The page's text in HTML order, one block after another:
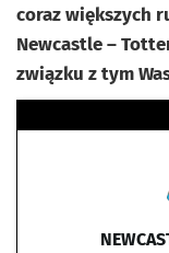
coraz większych
Newcastle –
związku z tym